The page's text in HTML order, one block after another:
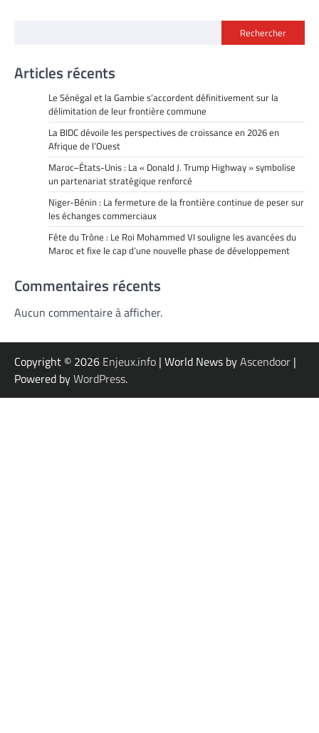
Rechercher
Articles récents
Le Sénégal et la Gambie s’accordent définitivement sur la
délimitation de leur frontière commune
La BIDC dévoile les perspectives de croissance en 2026 en
Afrique de l’Ouest
Maroc–États-Unis : La « Donald J. Trump Highway » symbolise
un partenariat stratégique renforcé
Niger-Bénin : La fermeture de la frontière continue de peser sur
les échanges commerciaux
Fête du Trône : Le Roi Mohammed VI souligne les avancées du
Maroc et fixe le cap d’une nouvelle phase de développement
Commentaires récents
Aucun commentaire à afficher.
Copyright © 2026 Enjeux.info | World News byAscendoor |
Powered byWordPress.